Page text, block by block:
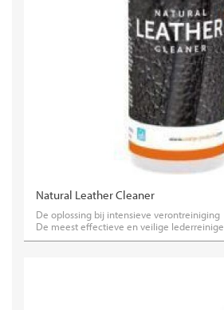
Natural Leather Cleaner
De oplossing bij intensieve verontreiniging
De meest effectieve en veilige